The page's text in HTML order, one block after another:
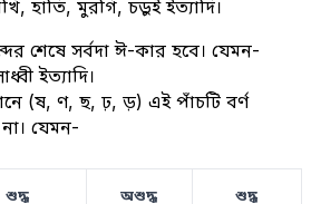
হাতি, মুরগি, চড়ুই ইত্যাদি।
শেষে সর্বদা ঈ-কার হবে। যেমন-
ইত্যাদি।
(ষ, ণ, ছ, ঢ়, ড়) এই পাঁচটি বর্ণ
যেমন-
শুদ্ধ অশুদ্ধ শুদ্ধ